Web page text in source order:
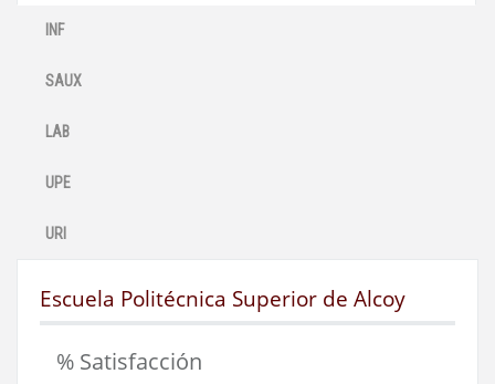
INF
SAUX
LAB
UPE
URI
Escuela Politécnica Superior de Alcoy
% Satisfacción